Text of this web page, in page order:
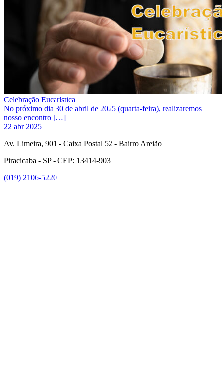
Celebração Eucarística
No próximo dia 30 de abril de 2025 (quarta-feira), realizaremos
nosso encontro […]
22 abr 2025
Av. Limeira, 901 - Caixa Postal 52 - Bairro Areião
Piracicaba - SP - CEP: 13414-903
(019) 2106-5220